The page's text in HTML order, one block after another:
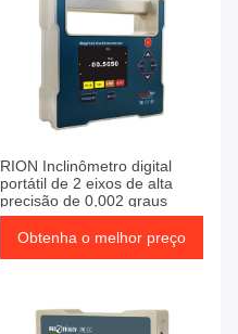
RION Inclinômetro digital
portátil de 2 eixos de alta
precisão de 0,002 graus
Obtenha o melhor preço